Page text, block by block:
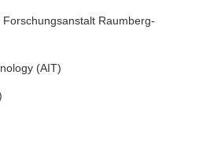
Raumberg-
(AIT)